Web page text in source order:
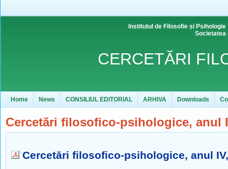
Institutul de Filosofie și
Societatea
CERCETĂRI
Home News CONSILIUL EDITORIAL ARHIVA Downloads
Cercetări filosofico-psihologice, anul
Cercetări filosofico-psihologice, anul